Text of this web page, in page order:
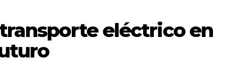
eléctrico en